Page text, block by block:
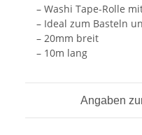
– Washi Tape-Rolle
– Ideal zum Basteln
– 20mm breit
– 10m lang
Angaben